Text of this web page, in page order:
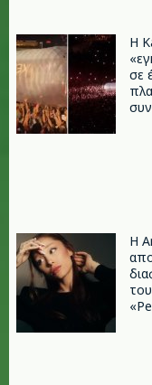
H
σε
Η